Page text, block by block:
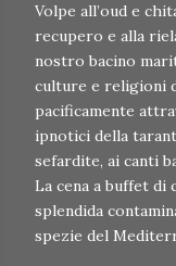
Volpe all’oud e
recupero e alla
nostro bacino
culture e religioni
pacificamente
ipnotici della
sefardite, ai canti
La cena a buffet
splendida
spezie del